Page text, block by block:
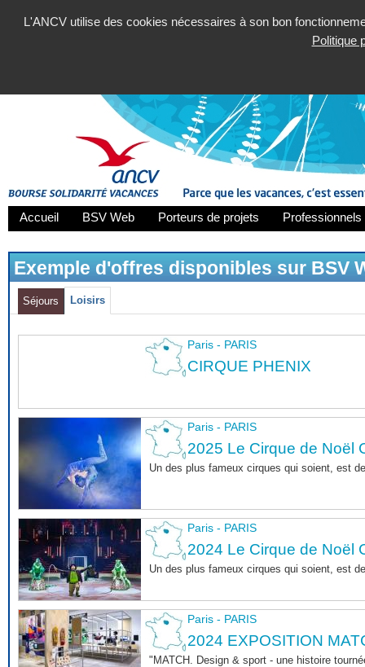
L'ANCV utilise des cookies nécessaires à son bon
Politique
Accueil BSV Web Porteurs de projets
Exemple d'offres disponibles sur BSV
Séjours Loisirs
Paris - PARIS
CIRQUE PHENIX
Paris - PARIS
2025 Le Cirque de Noël
Un des plus fameux cirques qui soient, est
Paris - PARIS
2024 Le Cirque de Noël
Un des plus fameux cirques qui soient, est
Paris - PARIS
2024 EXPOSITION
"MATCH. Design & sport - une histoire